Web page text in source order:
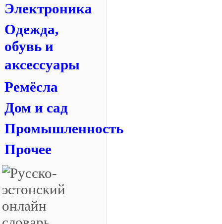
Электроника
Одежда,
обувь и
аксессуары
Ремёсла
Дом и сад
Промышленность
Прочее